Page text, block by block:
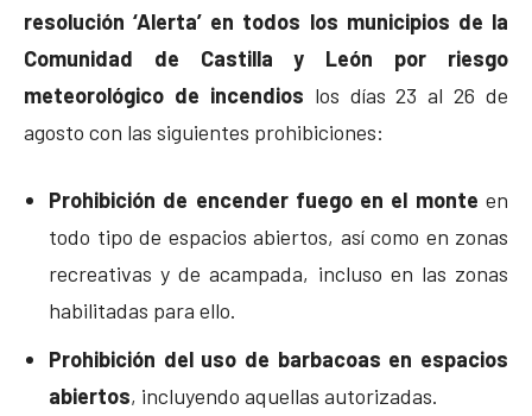
resolución ‘Alerta’ en todos los municipios de la
Comunidad de Castilla y León por riesgo
meteorológico de incendios los días 23 al 26 de
agosto con las siguientes prohibiciones:
Prohibición de encender fuego en el monte en
todo tipo de espacios abiertos, así como en zonas
recreativas y de acampada, incluso en las zonas
habilitadas para ello.
Prohibición del uso de barbacoas en espacios
abiertos, incluyendo aquellas autorizadas.